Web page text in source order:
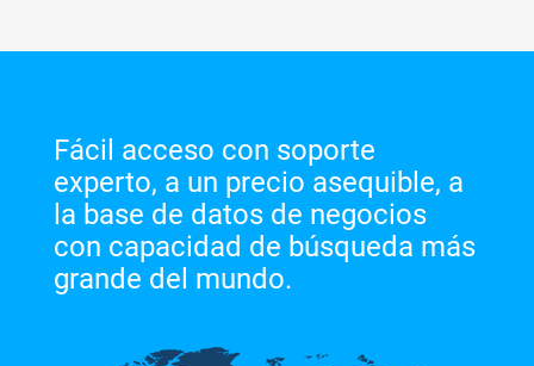
Fácil acceso con soporte
experto, a un precio asequible, a
la base de datos de negocios
con capacidad de búsqueda más
grande del mundo.